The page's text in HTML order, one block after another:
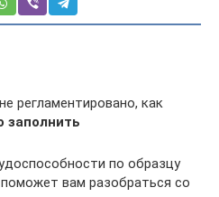
регламентировано, как
заполнить
по образцу
вам разобраться со